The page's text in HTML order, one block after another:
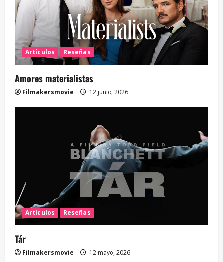
Artículos Reseñas
Amores materialistas
Filmakersmovie 12 junio, 2026
Artículos Reseñas
Tár
Filmakersmovie 12 mayo, 2026